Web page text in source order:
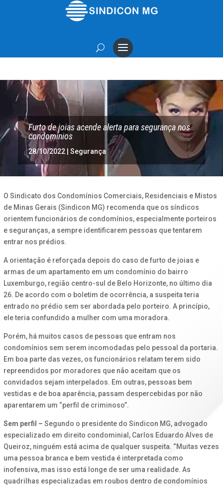
Furto de joias acende alerta para segurança nos
condomínios
28/10/2022| Segurança
O Sindicato dos Condomínios Comerciais, Residenciais e Mistos
de Minas Gerais (Sindicon MG) recomenda que os síndicos
orientem funcionários de condomínios, especialmente porteiros
e seguranças, a sempre identificarem pessoas que tentarem
entrar nos prédios.
A orientação é reforçada depois do caso de furto de joias e
armas de um apartamento em um condomínio do bairro
Luxemburgo, região centro-sul de Belo Horizonte, no último dia
26. De acordo com o boletim de ocorrência, a suspeita teria
entrado no prédio sem ser abordada pelo porteiro. A princípio,
ele teria confundido a mulher com uma moradora.
Porém, há muitos casos de pessoas que entram nos
condomínios sem serem incomodadas pelo pessoal da portaria.
Em boa parte das vezes, os funcionários relatam terem sido
repreendidos por moradores que não aceitam que os
convidados sejam interpelados. Em outras, pessoas bem
vestidas e de boa aparência, passam despercebidas por não
aparentarem um “perfil de criminoso”.
Sem perfil – Segundo o presidente do Sindicon MG, advogado
especializado em direito condominial, Carlos Eduardo Alves de
Queiroz, ninguém está acima de qualquer suspeita. “Muitas vezes
uma pessoa branca e bem vestida é interpretada como
inofensiva, mas isso está longe de ser uma realidade. As
quadrilhas especializadas em roubos dentro de condomínios